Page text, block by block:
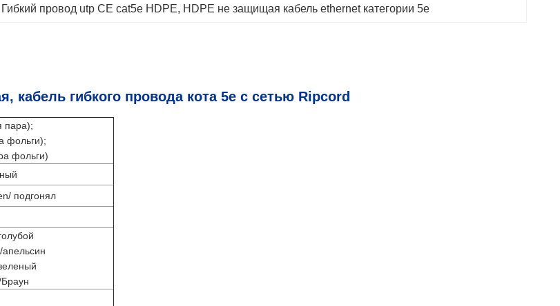
Гибкий провод utp CE cat5e HDPE, HDPE не защищая кабель ethernet категории 5e
кабель гибкого провода кота 5e с сетью Ripcord
пара);
фольги);
фольги)
подгонял